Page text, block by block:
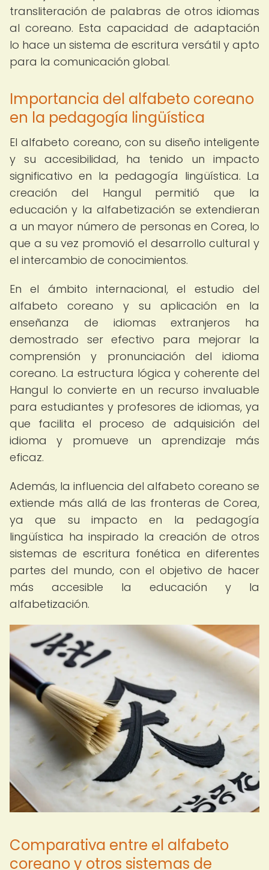
transliteración de palabras de otros idiomas
al coreano. Esta capacidad de adaptación
lo hace un sistema de escritura versátil y apto
para la comunicación global.
Importancia del alfabeto coreano
en la pedagogía lingüística
El alfabeto coreano, con su diseño inteligente
y su accesibilidad, ha tenido un impacto
significativo en la pedagogía lingüística. La
creación del Hangul permitió que la
educación y la alfabetización se extendieran
a un mayor número de personas en Corea, lo
que a su vez promovió el desarrollo cultural y
el intercambio de conocimientos.
En el ámbito internacional, el estudio del
alfabeto coreano y su aplicación en la
enseñanza de idiomas extranjeros ha
demostrado ser efectivo para mejorar la
comprensión y pronunciación del idioma
coreano. La estructura lógica y coherente del
Hangul lo convierte en un recurso invaluable
para estudiantes y profesores de idiomas, ya
que facilita el proceso de adquisición del
idioma y promueve un aprendizaje más
eficaz.
Además, la influencia del alfabeto coreano se
extiende más allá de las fronteras de Corea,
ya que su impacto en la pedagogía
lingüística ha inspirado la creación de otros
sistemas de escritura fonética en diferentes
partes del mundo, con el objetivo de hacer
más accesible la educación y la
alfabetización.
Comparativa entre el alfabeto
coreano y otros sistemas de